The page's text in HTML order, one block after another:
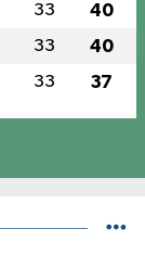
33 40
33 40
33 37